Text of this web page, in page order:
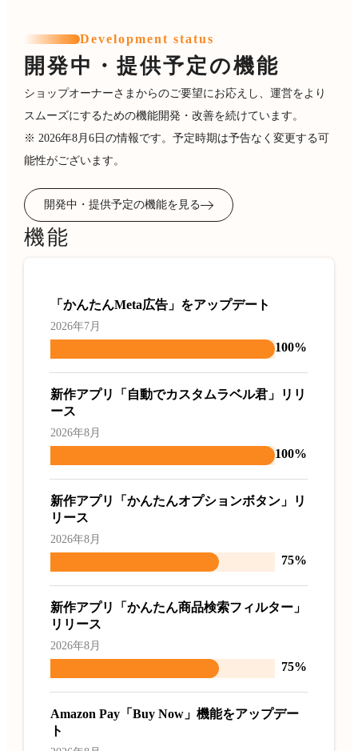
Development status
開発中・提供予定の機能
ショップオーナーさまからのご要望にお応えし、運営をより
スムーズにするための機能開発・改善を続けています。
※ 2026年8月6日の情報です。予定時期は予告なく変更する可
能性がございます。
開発中・提供予定の機能を見る
機能
「かんたんMeta広告」をアップデート
2026年7月
100%
新作アプリ「自動でカスタムラベル君」リリ
ース
2026年8月
100%
新作アプリ「かんたんオプションボタン」リ
リース
2026年8月
75%
新作アプリ「かんたん商品検索フィルター」
リリース
2026年8月
75%
Amazon Pay「Buy Now」機能をアップデー
ト